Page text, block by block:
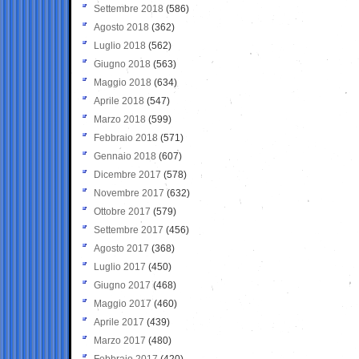
Settembre 2018 (586)
Agosto 2018 (362)
Luglio 2018 (562)
Giugno 2018 (563)
Maggio 2018 (634)
Aprile 2018 (547)
Marzo 2018 (599)
Febbraio 2018 (571)
Gennaio 2018 (607)
Dicembre 2017 (578)
Novembre 2017 (632)
Ottobre 2017 (579)
Settembre 2017 (456)
Agosto 2017 (368)
Luglio 2017 (450)
Giugno 2017 (468)
Maggio 2017 (460)
Aprile 2017 (439)
Marzo 2017 (480)